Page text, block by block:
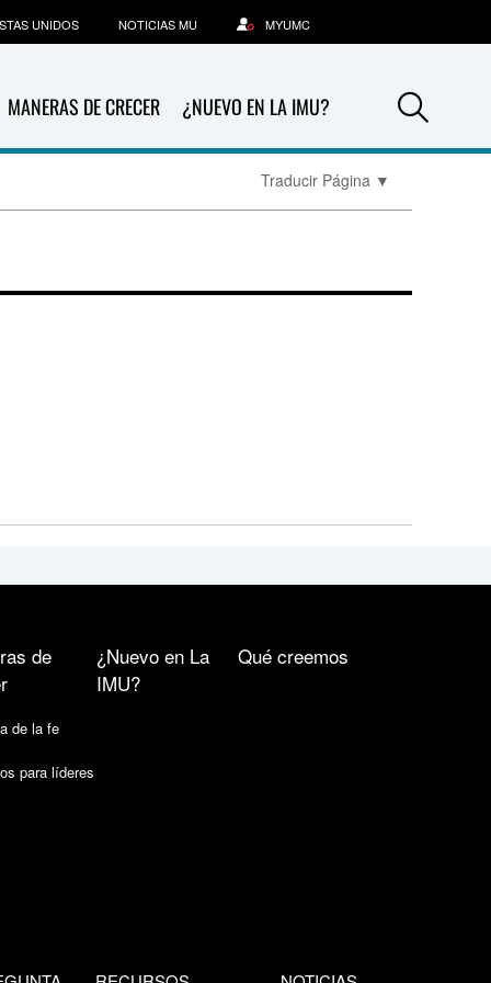
MANERAS DE CRECER ¿NUEVO EN LA IMU?
UNIDOS NOTICIAS MU MYUMC
Traducir Página ▼
de
de la fe
para líderes
¿Nuevo en La
IMU?
Qué creemos